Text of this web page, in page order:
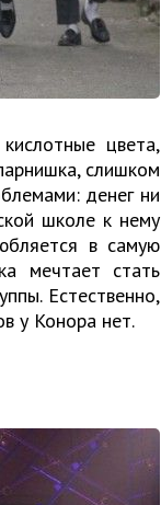
цвета,
слишком
денег ни
школе к нему
в самую
мечтает стать
Естественно,
у Конора нет.